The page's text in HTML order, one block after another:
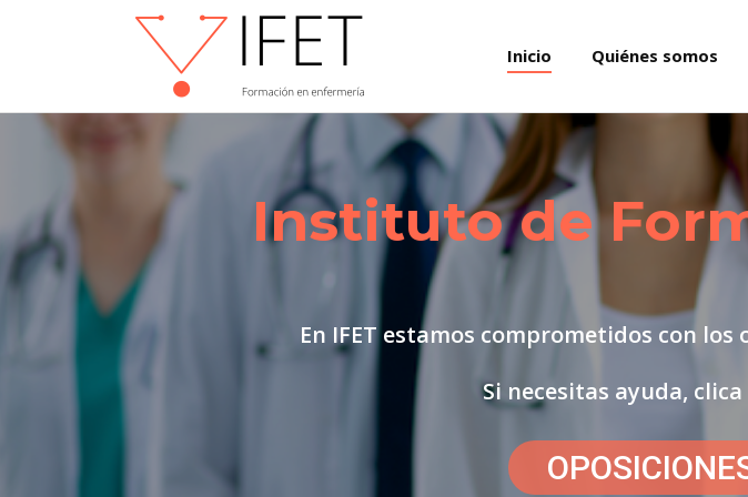
Inicio Quiénes somos
Instituto de
En IFET estamos comprometidos con
Si necesitas ayuda,
Inicio Quiénes somos